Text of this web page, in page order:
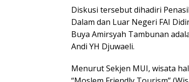
Diskusi tersebut dihadiri
Dalam dan Luar Negeri FAI
Buya Amirsyah Tambunan
Andi YH Djuwaeli.
Menurut Sekjen MUI, wisata